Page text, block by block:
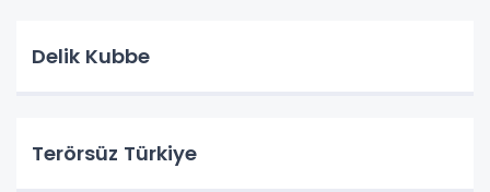
Delik Kubbe
Terörsüz Türkiye